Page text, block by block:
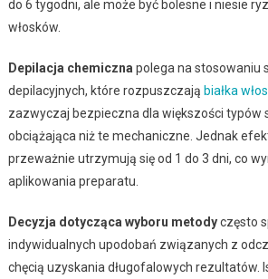
do 6 tygodni, ale może być bolesne i niesie
włosków.
Depilacja chemicznapolega na stosowaniu
depilacyjnych, które rozpuszczają białka
zazwyczaj bezpieczna dla większości typów
obciążająca niż te mechaniczne. Jednak
przeważnie utrzymują się od 1 do 3 dni, co
aplikowania preparatu.
Decyzja dotycząca wyboru metodyczęsto
indywidualnych upodobań związanych z
chęcią uzyskania długofalowych rezultatów.